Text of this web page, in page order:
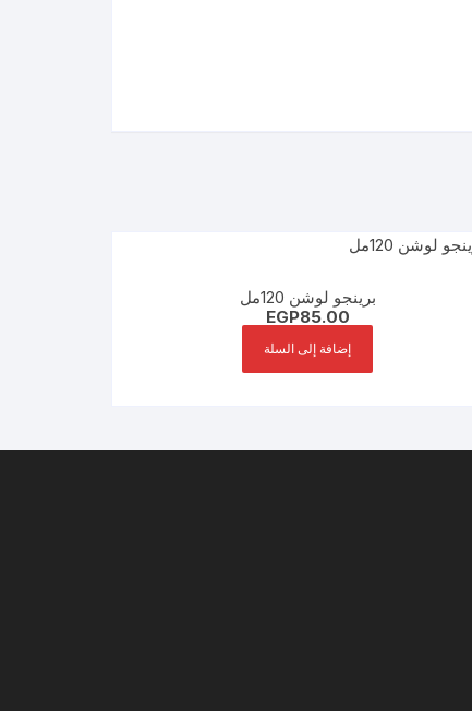
برينجو لوشن 120مل
EGP85.00
إضافة إلى السلة